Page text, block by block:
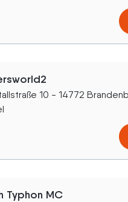
10 - 14772
Typhon MC